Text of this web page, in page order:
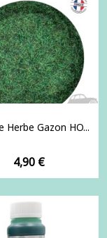
Herbe Gazon HO...
Prix
4,90 €